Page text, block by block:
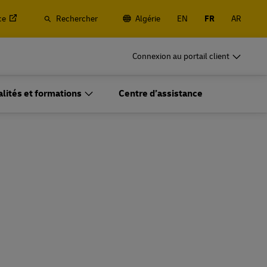
Rechercher Algérie EN FR AR
Connexion au portail client
et formations Centre d’assistance